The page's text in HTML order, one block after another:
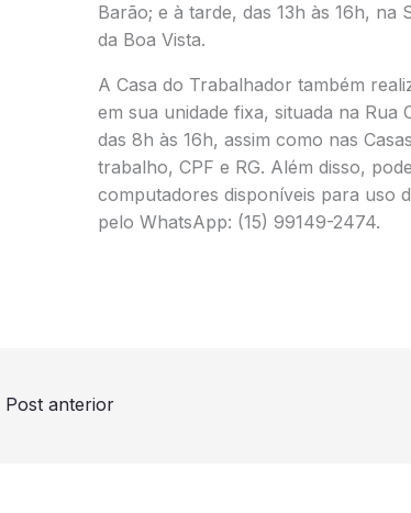
Barão; e à tarde, das 13h às 16h,
da Boa Vista.
A Casa do Trabalhador também
em sua unidade fixa, situada na Rua
das 8h às 16h, assim como nas
trabalho, CPF e RG. Além disso,
computadores disponíveis para uso
pelo WhatsApp: (15) 99149-2474.
Post anterior